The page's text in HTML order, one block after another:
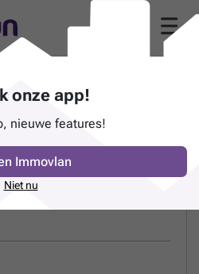
onze app!
nieuwe features!
Immovlan
Niet nu